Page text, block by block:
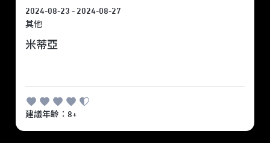
2024-08-23 - 2024-08-27
其他
米蒂亞
建議年齡：8+